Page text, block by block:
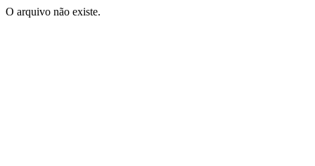
O arquivo não existe.